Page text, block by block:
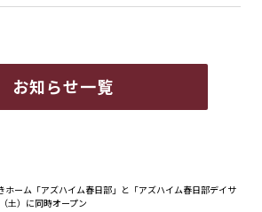
ホーム「アズハイム春日部」と「アズハイム春日部デイサ
土）に同時オープン
お知らせ一覧